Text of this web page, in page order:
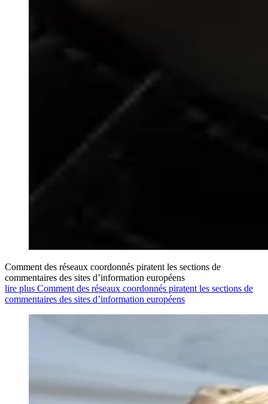
Comment des réseaux coordonnés piratent les sections de
commentaires des sites d’information européens
lire plus Comment des réseaux coordonnés piratent les sections de
commentaires des sites d’information européens